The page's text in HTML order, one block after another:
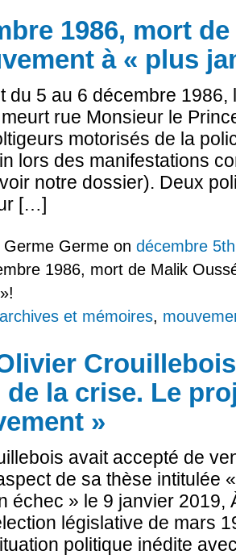
1986, mort
à « plus
du 5 au 6 décembre 1986,
rue Monsieur le
motorisés de la
lors des manifestations
notre dossier). Deux
[…]
Germe Germe on décembre
1986, mort de Malik
archives et mémoires,
de la crise. Le
»
avait accepté de
de sa thèse intitulée
échec » le 9 janvier 2019,
législative de mars
politique inédite